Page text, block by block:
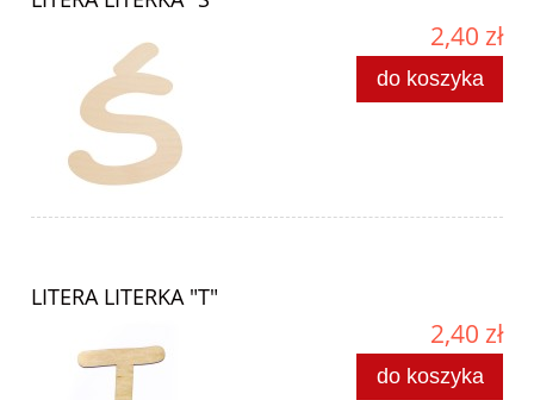
2,40 zł
do koszyka
LITERA LITERKA "T"
2,40 zł
do koszyka